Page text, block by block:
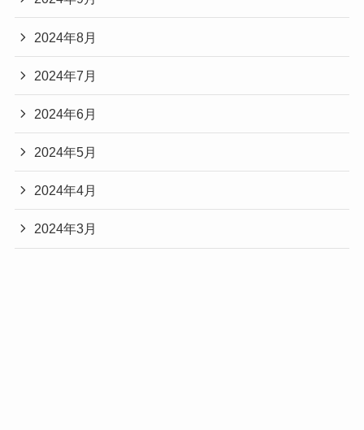
2024年8月
2024年7月
2024年6月
2024年5月
2024年4月
2024年3月